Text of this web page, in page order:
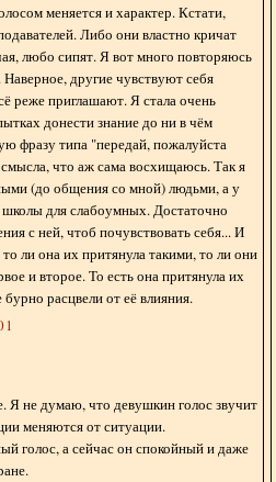
меняется и характер. Кстати,
Либо они властно кричат
любо сипят. Я вот много повторяюсь
другие чувствуют себя
реже приглашают. Я стала очень
донести знание до ни в чём
фразу типа "передай, пожалуйста
что аж сама восхищаюсь. Так я
(до общения со мной) людьми, а у
для слабоумных. Достаточно
с ней, чтоб почувствовать себя... И
ли она их притянула такими, то ли они
и второе. То есть она притянула их
расцвели от её влияния.
Я не думаю, что девушкин голос звучит
меняются от ситуации.
голос, а сейчас он спокойный и даже